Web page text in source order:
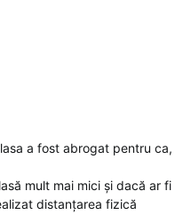
a fost abrogat pentru ca,
mult mai mici și dacă ar fi
distanțarea fizică